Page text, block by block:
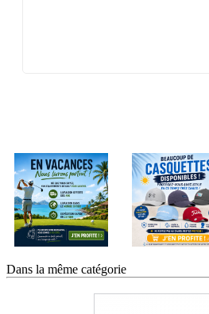
Dans la même catégorie